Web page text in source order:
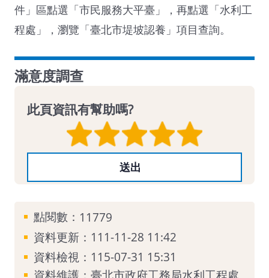
件」區點選「市民服務大平臺」，再點選「水利工
程處」，瀏覽「臺北市堤坡認養」項目查詢。
滿意度調查
此頁資訊有幫助嗎?
點閱數： 11779
資料更新：111-11-28 11:42
資料檢視：115-07-31 15:31
資料維護：臺北市政府工務局水利工程處